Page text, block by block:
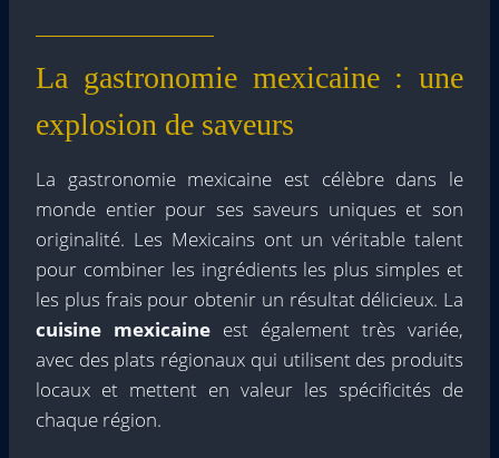
La gastronomie mexicaine : une
explosion de saveurs
La gastronomie mexicaine est célèbre dans le
monde entier pour ses saveurs uniques et son
originalité. Les Mexicains ont un véritable talent
pour combiner les ingrédients les plus simples et
les plus frais pour obtenir un résultat délicieux. La
cuisine mexicaine est également très variée,
avec des plats régionaux qui utilisent des produits
locaux et mettent en valeur les spécificités de
chaque région.